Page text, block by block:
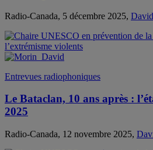
Radio-Canada, 5 décembre 2025,
Entrevues radiophoniques
Le Bataclan, 10 ans après :
2025
Radio-Canada, 12 novembre 2025,